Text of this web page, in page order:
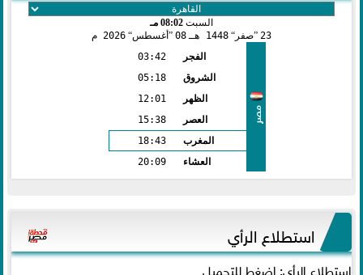
السبت 08:02 مـ
23
صفر 1448 هـ 08 أغسطس 2026 م
مصر
الفجر
03:42
الشروق
05:18
الظهر
12:01
العصر
15:38
المغرب
18:43
العشاء
20:09
استطلاع الرأي
استطلاع الرأي: اضغط للتحميل